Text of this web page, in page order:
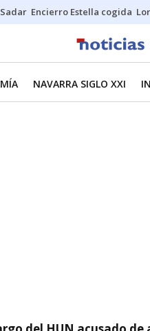
Encierro Estella cogida
NAVARRA SIGLO XXI